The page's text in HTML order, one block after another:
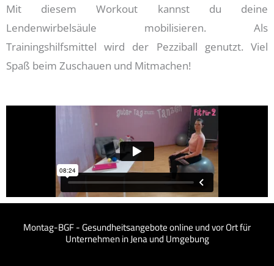
Mit diesem Workout kannst du deine
Lendenwirbelsäule mobilisieren. Als
Trainingshilfsmittel wird der Pezziball genutzt. Viel
Spaß beim Zuschauen und Mitmachen!
Montag-BGF - Gesundheitsangebote online und vor Ort für
Unternehmen in Jena und Umgebung